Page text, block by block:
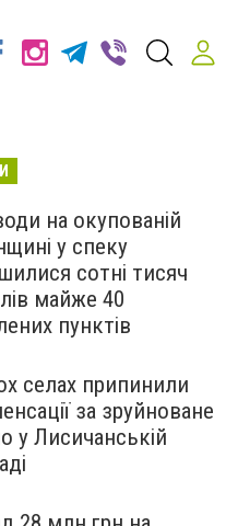
на окупованій
у спеку
сотні тисяч
майже 40
пунктів
селах припинили
за зруйноване
у Лисичанській